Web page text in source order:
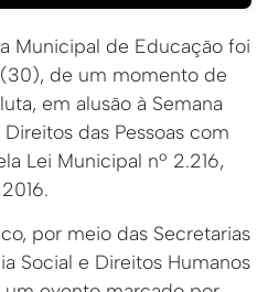
Municipal de Educação foi
de um momento de
em alusão à Semana
das Pessoas com
Lei Municipal nº 2.216,
por meio das Secretarias
Social e Direitos Humanos